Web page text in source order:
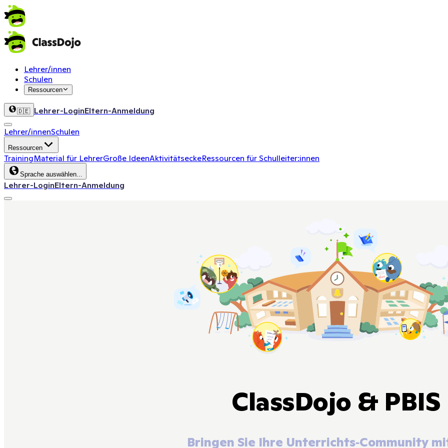
Lehrer/innen
Schulen
Ressourcen
🇩🇪 Lehrer-LoginEltern-Anmeldung
Lehrer/innenSchulen
Ressourcen
TrainingMaterial für LehrerGroße IdeenAktivitätseckeRessourcen für Schulleiter:innen
Sprache auswählen...
Lehrer-LoginEltern-Anmeldung
ClassDojo & PBIS
Bringen Sie Ihre Unterrichts‑Community